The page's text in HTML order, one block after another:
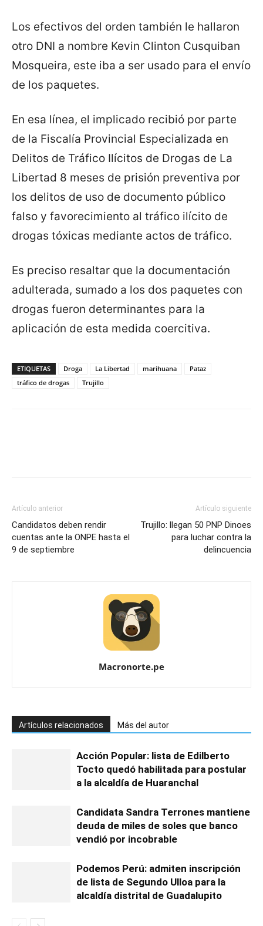
Los efectivos del orden también le hallaron
otro DNI a nombre Kevin Clinton Cusquiban
Mosqueira, este iba a ser usado para el envío
de los paquetes.
En esa línea, el implicado recibió por parte
de la Fiscalía Provincial Especializada en
Delitos de Tráfico Ilícitos de Drogas de La
Libertad 8 meses de prisión preventiva por
los delitos de uso de documento público
falso y favorecimiento al tráfico ilícito de
drogas tóxicas mediante actos de tráfico.
Es preciso resaltar que la documentación
adulterada, sumado a los dos paquetes con
drogas fueron determinantes para la
aplicación de esta medida coercitiva.
ETIQUETAS Droga La Libertad marihuana
Pataz
tráfico de drogas
Trujillo
Artículo anterior
Candidatos deben rendir
cuentas ante la ONPE hasta el
9 de septiembre
Artículo siguiente
Trujillo: llegan 50 PNP Dinoes
para luchar contra la
delincuencia
Macronorte.pe
Artículos relacionados Más del autor
Acción Popular: lista de Edilberto
Tocto quedó habilitada para postular
a la alcaldía de Huaranchal
Candidata Sandra Terrones mantiene
deuda de miles de soles que banco
vendió por incobrable
Podemos Perú: admiten inscripción
de lista de Segundo Ulloa para la
alcaldía distrital de Guadalupito